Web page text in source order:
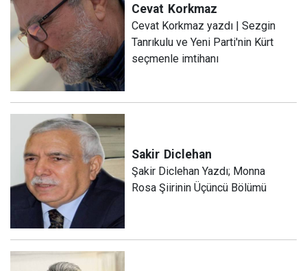
Cevat Korkmaz
Cevat Korkmaz yazdı | Sezgin
Tanrıkulu ve Yeni Parti'nin Kürt
seçmenle imtihanı
Sakir Diclehan
Şakir Diclehan Yazdı; Monna
Rosa Şiirinin Üçüncü Bölümü